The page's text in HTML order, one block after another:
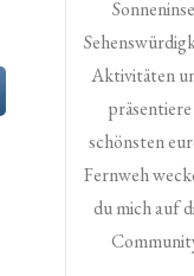
Aktivitäten
schönsten
Fernweh
du mich auf